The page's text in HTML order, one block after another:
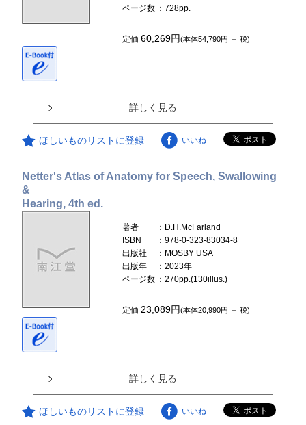
ページ数 ：728pp.
定価60,269円(本体54,790円 ＋ 税)
詳しく見る
ほしいものリストに登録 いいね
Netter's Atlas of Anatomy for Speech, Swallowing
&
Hearing, 4th ed.
著者
：D.H.McFarland
ISBN
：978-0-323-83034-8
出版社
：MOSBY USA
出版年
：2023年
ページ数 ：270pp.(130illus.)
定価 23,089円(本体20,990円 ＋ 税)
詳しく見る
ほしいものリストに登録 いいね